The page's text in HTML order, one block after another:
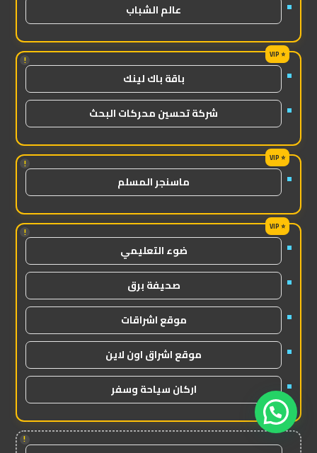
عالم الشباب
!
باقة باك لينك
شركة تحسين محركات البحث
!
ماسنجر المسلم
!
ضوء التعليمي
صحيفة برق
موقع اشراقات
موقع اشراق اون لاين
اركان سياحة وسفر
!